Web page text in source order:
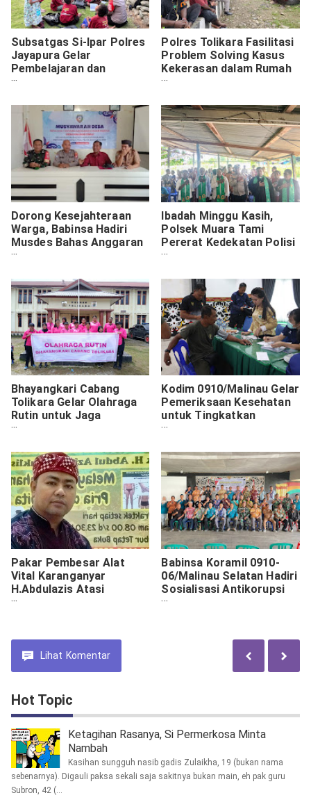
Subsatgas Si-Ipar Polres
Jayapura Gelar
Pembelajaran dan
Pendampingan Sosial
Mama-mama di Doyo
Baru
Polres Tolikara Fasilitasi
Problem Solving Kasus
Kekerasan dalam Rumah
Tangga Secara
Dorong Kesejahteraan
Warga, Babinsa Hadiri
Musdes Bahas Anggaran
Pasar Murah
Ibadah Minggu Kasih,
Polsek Muara Tami
Pererat Kedekatan Polisi
dan Warga Jemaat GKI
Bhayangkari Cabang
Tolikara Gelar Olahraga
Rutin untuk Jaga
Kebugaran dan Perkuat
Kodim 0910/Malinau Gelar
Pemeriksaan Kesehatan
untuk Tingkatkan
Kesiapan Prajurit
Pakar Pembesar Alat
Vital Karanganyar
H.Abdulazis Atasi
Ejakulasi Dini
Babinsa Koramil 0910-
06/Malinau Selatan Hadiri
Sosialisasi Antikorupsi
dan Layanan Pengaduan
Lihat Komentar
Hot Topic
Ketagihan Rasanya, Si Permerkosa Minta
Nambah
Kasihan sungguh nasib gadis Zulaikha, 19 (bukan nama
sebenarnya). Digauli paksa sekali saja sakitnya bukan main, eh pak guru
Subron, 42 (...